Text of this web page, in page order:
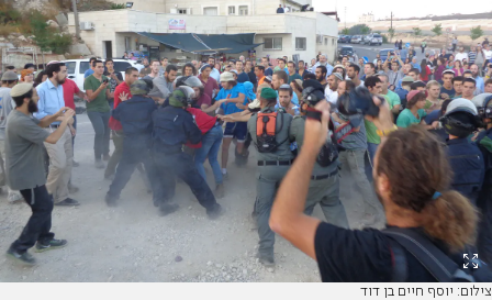
צילום: יוסף חיים בן דוד